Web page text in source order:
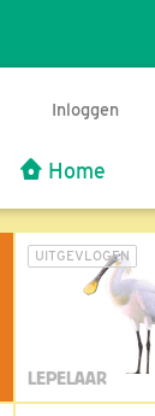
Inloggen
Home
UITGEVLOGEN
LEPELAAR